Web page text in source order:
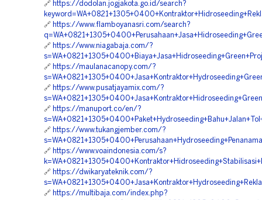
🔗 https://dodolan.jogjakota.go.id/search?
🔗 https://www.flamboyanasri.com/search?
🔗 https://www.niagabaja.com/?
🔗 https://maulanacanopy.com/?
🔗 https://www.pusatjayamix.com/?
🔗 https://manuport.co/en/?
🔗 https://www.tukangjember.com/?
🔗 https://www.voaindonesia.com/s?
🔗 https://dwikaryateknik.com/?
🔗 https://multibaja.com/index.php?